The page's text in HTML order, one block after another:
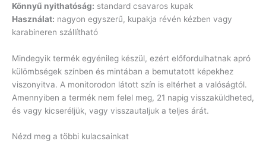
Könnyű nyithatóság: standard csavaros kupak
Használat: nagyon egyszerű, kupakja révén kézben vagy
karabineren szállítható
Mindegyik termék egyénileg készül, ezért előfordulhatnak apró
külömbségek színben és mintában a bemutatott képekhez
viszonyitva. A monitorodon látott szín is eltérhet a valóságtól.
Amennyiben a termék nem felel meg, 21 napig visszaküldheted,
és vagy kicseréljük, vagy visszautaljuk a teljes árát.
Nézd meg a többi kulacsainkat